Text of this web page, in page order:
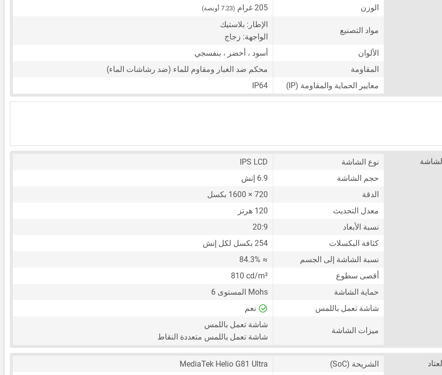
الوزن 205 غرام (7.23 أونصة)
مواد التصنيع
الإطار: بلاستيك
الواجهة: زجاج
الألوان
أسود ، أخضر ، بنفسجي
المقاومة
محكم ضد الغبار ومقاوم للماء (ضد رشاشات الماء)
معايير الحماية والمقاومة (IP)
IP64
نوع الشاشة
IPS LCD
حجم الشاشة
6.9 إنش
الدقة
720 × 1600 بكسل
معدل التحديث
120 هرتز
نسبة الأبعاد
20:9
كثافة البكسلات
254 بكسل لكل إنش
نسبة الشاشة إلى الجسم
≈ 84.3%
أقصى سطوع
810 cd/m²
حماية الشاشة
Mohs المستوى 6
شاشة تعمل باللمس
نعم
ميزات الشاشة
شاشة تعمل باللمس
شاشة تعمل باللمس متعددة النقاط
الشريحة (SoC)
MediaTek Helio G81 Ultra